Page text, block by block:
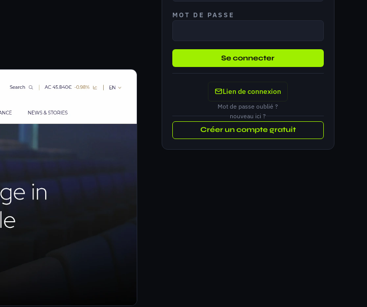
MOT DE PASSE
Se connecter
Lien de connexion
Mot de passe oublié ?
nouveau ici ?
Créer un compte gratuit